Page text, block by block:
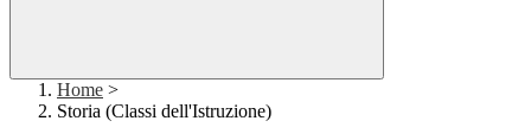
Home >
Storia (Classi dell'Istruzione)